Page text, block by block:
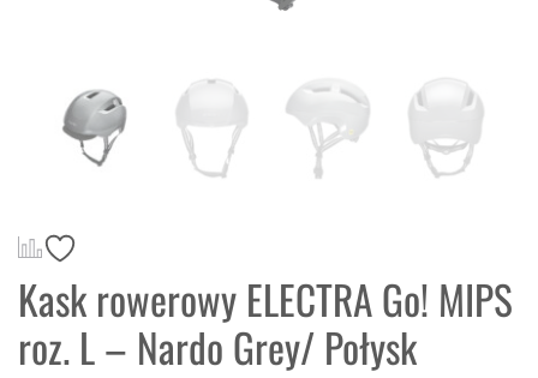
Kask rowerowy ELECTRA Go! MIPS
roz. L – Nardo Grey/ Połysk